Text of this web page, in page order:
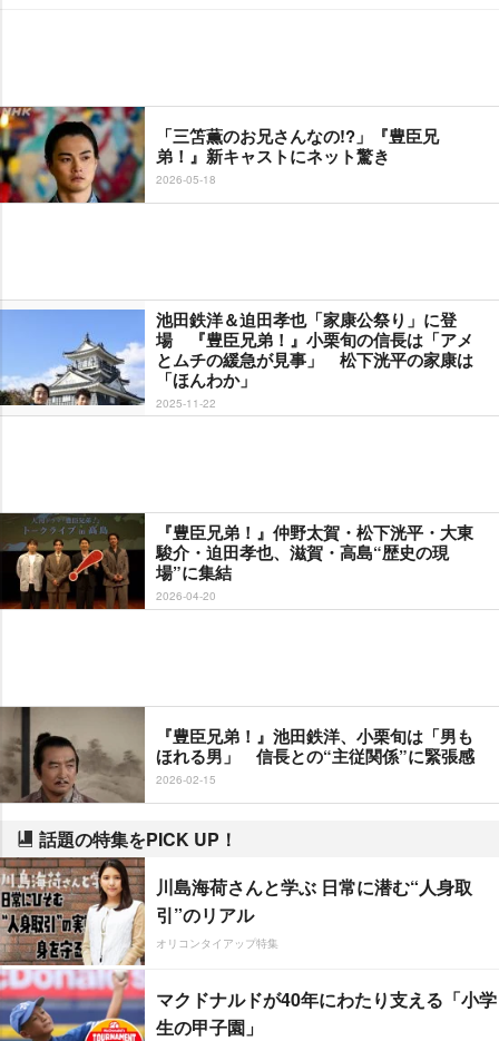
「三笘薫のお兄さんなの!?」『豊臣兄
弟！』新キャストにネット驚き
2026-05-18
池田鉄洋＆迫田孝也「家康公祭り」に登
場 『豊臣兄弟！』小栗旬の信長は「アメ
とムチの緩急が見事」 松下洸平の家康は
「ほんわか」
2025-11-22
『豊臣兄弟！』仲野太賀・松下洸平・大東
駿介・迫田孝也、滋賀・高島“歴史の現
場”に集結
2026-04-20
『豊臣兄弟！』池田鉄洋、小栗旬は「男も
ほれる男」 信長との“主従関係”に緊張感
2026-02-15
話題の特集をPICK UP！
川島海荷さんと学ぶ 日常に潜む“人身取
引”のリアル
オリコンタイアップ特集
マクドナルドが40年にわたり支える「小学
生の甲子園」